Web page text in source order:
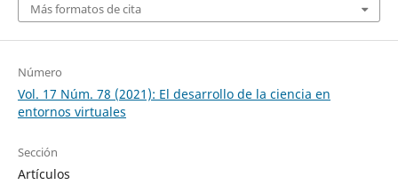
Más formatos de cita
Número
Vol. 17 Núm. 78 (2021): El desarrollo de la ciencia en
entornos virtuales
Sección
Artículos